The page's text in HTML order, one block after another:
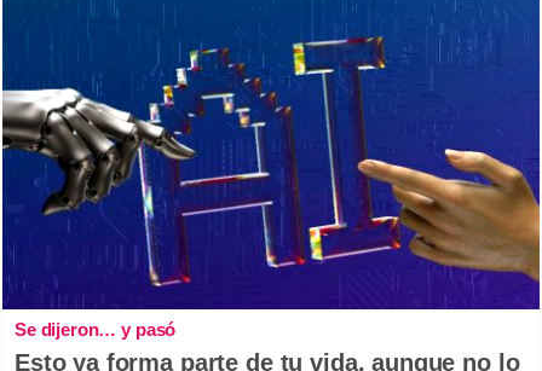
Se dijeron… y pasó
Esto ya forma parte de tu vida, aunque no lo